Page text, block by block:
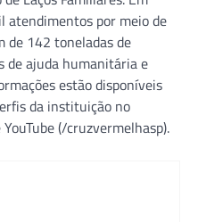
atendimentos por meio de
de 142 toneladas de
de ajuda humanitária e
estão disponíveis
da instituição no
(/cruzvermelhasp).